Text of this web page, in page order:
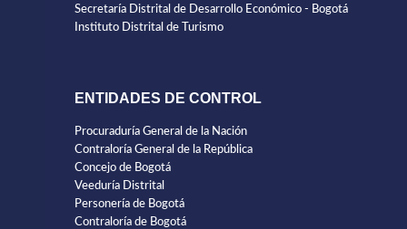
Secretaría Distrital de Desarrollo Económico - Bogotá
Instituto Distrital de Turismo
ENTIDADES DE CONTROL
Procuraduría General de la Nación
Contraloría General de la República
Concejo de Bogotá
Veeduría Distrital
Personería de Bogotá
Contraloría de Bogotá